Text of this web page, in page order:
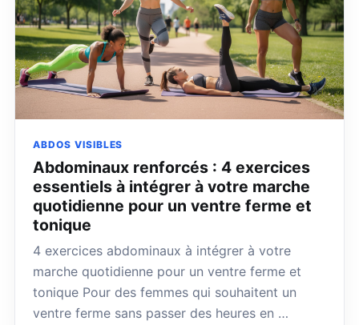
ABDOS VISIBLES
Abdominaux renforcés : 4 exercices
essentiels à intégrer à votre marche
quotidienne pour un ventre ferme et
tonique
4 exercices abdominaux à intégrer à votre
marche quotidienne pour un ventre ferme et
tonique Pour des femmes qui souhaitent un
ventre ferme sans passer des heures en …